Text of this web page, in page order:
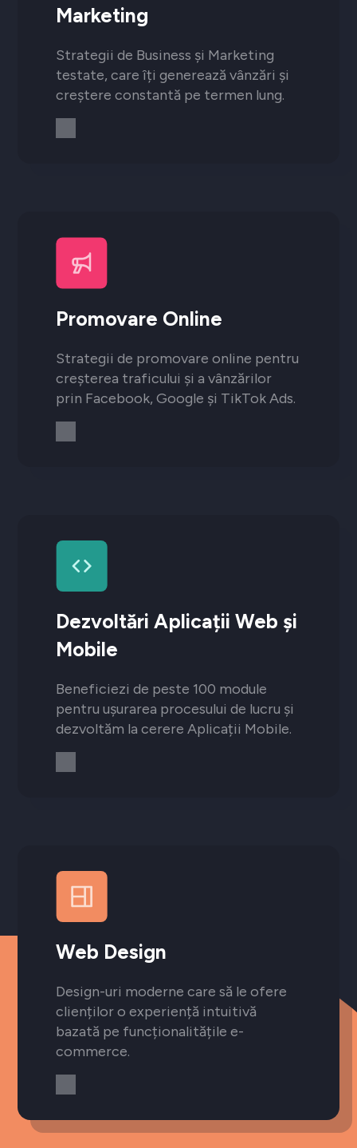
Marketing
Strategii de Business și Marketing
testate, care îți generează vânzări și
creștere constantă pe termen lung.
Promovare Online
Strategii de promovare online pentru
creșterea traficului și a vânzărilor
prin Facebook, Google și TikTok Ads.
Dezvoltări Aplicații Web și
Mobile
Beneficiezi de peste 100 module
pentru ușurarea procesului de lucru și
dezvoltăm la cerere Aplicații Mobile.
Web Design
Design-uri moderne care să le ofere
clienților o experiență intuitivă
bazată pe funcționalitățile e-
commerce.